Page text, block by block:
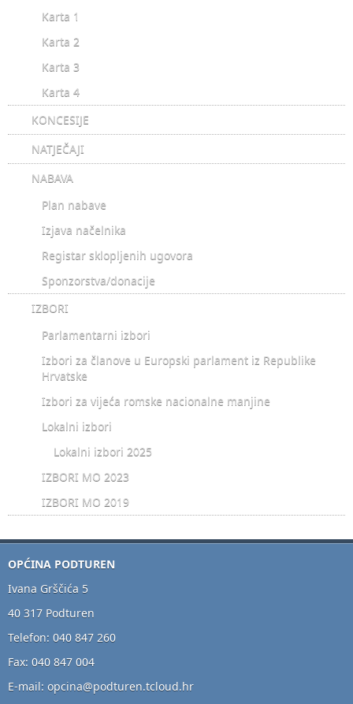
Karta 1
Karta 2
Karta 3
Karta 4
KONCESIJE
NATJEČAJI
NABAVA
Plan nabave
Izjava načelnika
Registar sklopljenih ugovora
Sponzorstva/donacije
IZBORI
Parlamentarni izbori
Izbori za članove u Europski parlament iz Republike
Hrvatske
Izbori za vijeća romske nacionalne manjine
Lokalni izbori
Lokalni izbori 2025
IZBORI MO 2023
IZBORI MO 2019
OPĆINA PODTUREN
Ivana Grščića 5
40 317 Podturen
Telefon: 040 847 260
Fax: 040 847 004
E-mail: opcina@podturen.tcloud.hr